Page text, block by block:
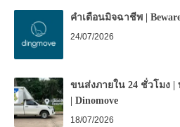
คำเตือนมิจฉาชีพ |
24/07/2026
ขนส่งภายใน 24 ชั่วโมง |
| Dinomove
18/07/2026